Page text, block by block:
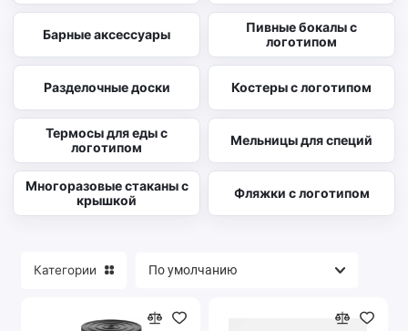
Барные аксессуары
Пивные бокалы с
логотипом
Разделочные доски Костеры с логотипом
Термосы для еды с
логотипом
Мельницы для специй
Многоразовые стаканы с
крышкой
Фляжки с логотипом
Категории